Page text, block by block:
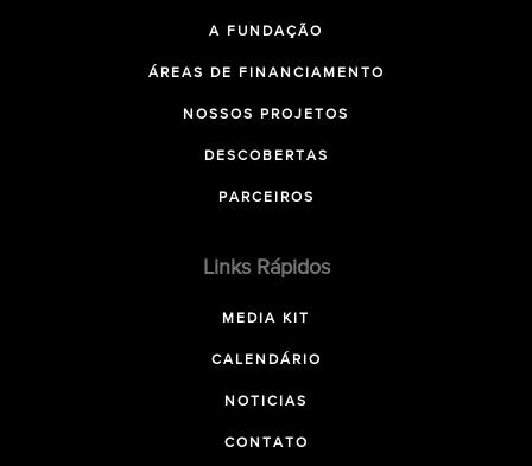
A FUNDAÇÃO
ÁREAS DE FINANCIAMENTO
NOSSOS PROJETOS
DESCOBERTAS
PARCEIROS
Links Rápidos
MEDIA KIT
CALENDÁRIO
NOTICIAS
CONTATO